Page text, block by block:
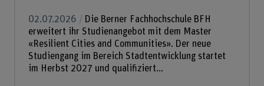
02.07.2026
Die Berner Fachhochschule BFH
erweitert ihr Studienangebot mit dem Master
«Resilient Cities and Communities». Der neue
Studiengang im Bereich Stadtentwicklung startet
im Herbst 2027 und qualifiziert...